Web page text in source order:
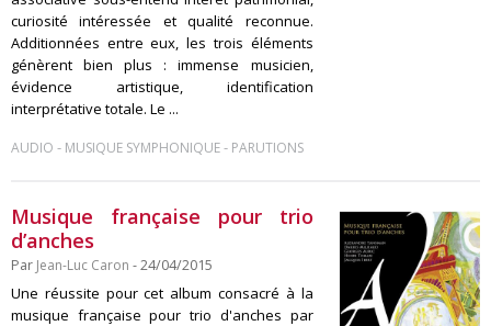
curiosité intéressée et qualité reconnue.
Additionnées entre eux, les trois éléments
génèrent bien plus : immense musicien,
évidence artistique, identification
interprétative totale. Le ...
AUDIO - MUSIQUE SYMPHONIQUE- PARUTIONS
Musique française pour trio
d’anches
Par Jean-Luc Caron - 24/04/2015
Une réussite pour cet album consacré à la
musique française pour trio d'anches par